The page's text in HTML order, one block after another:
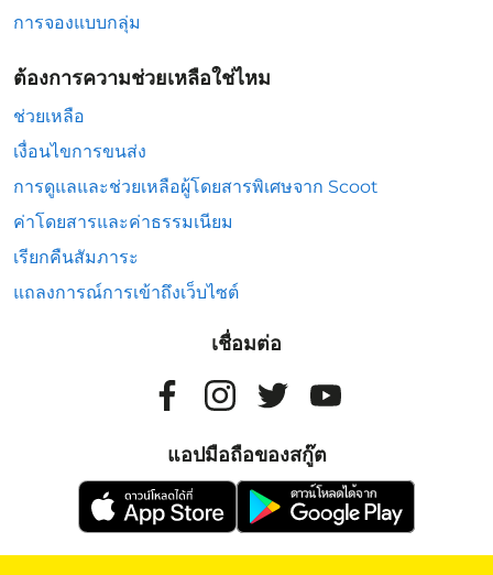
การจองแบบกลุ่ม
ต้องการความช่วยเหลือใช่ไหม
ช่วยเหลือ
เงื่อนไขการขนส่ง
การดูแลและช่วยเหลือผู้โดยสารพิเศษจาก Scoot
ค่าโดยสารและค่าธรรมเนียม
เรียกคืนสัมภาระ
แถลงการณ์การเข้าถึงเว็บไซต์
เชื่อมต่อ
แอปมือถือของสกู๊ต